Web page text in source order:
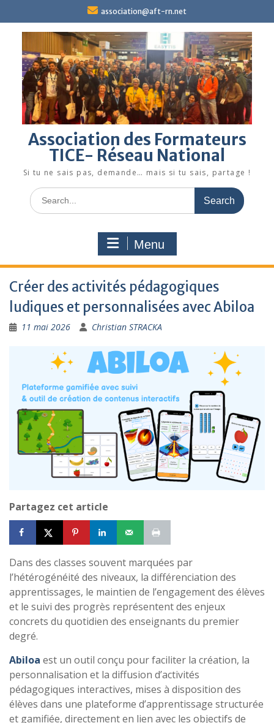
content
association@aft-rn.net
Association des Formateurs
TICE- Réseau National
Si tu ne sais pas, demande… mais si tu sais, partage !
Search
for:
Menu
Créer des activités pédagogiques
ludiques et personnalisées avec Abiloa
11 mai 2026 Christian STRACKA
Partagez cet article
Dans des classes souvent marquées par
l’hétérogénéité des niveaux, la différenciation des
apprentissages, le maintien de l’engagement des élèves
et le suivi des progrès représentent des enjeux
concrets du quotidien des enseignants du premier
degré.
Abiloa est un outil conçu pour faciliter la création, la
personnalisation et la diffusion d’activités
pédagogiques interactives, mises à disposition des
élèves dans une plateforme d’apprentissage structurée
et gamifiée, directement en lien avec les objectifs de